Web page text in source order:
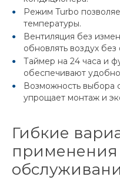
Режим Turbo
температуры.
Вентиляция без
обновлять воздух
Таймер на 24 часа и
обеспечивают
Возможность выбора
упрощает монтаж и
Гибкие
применения